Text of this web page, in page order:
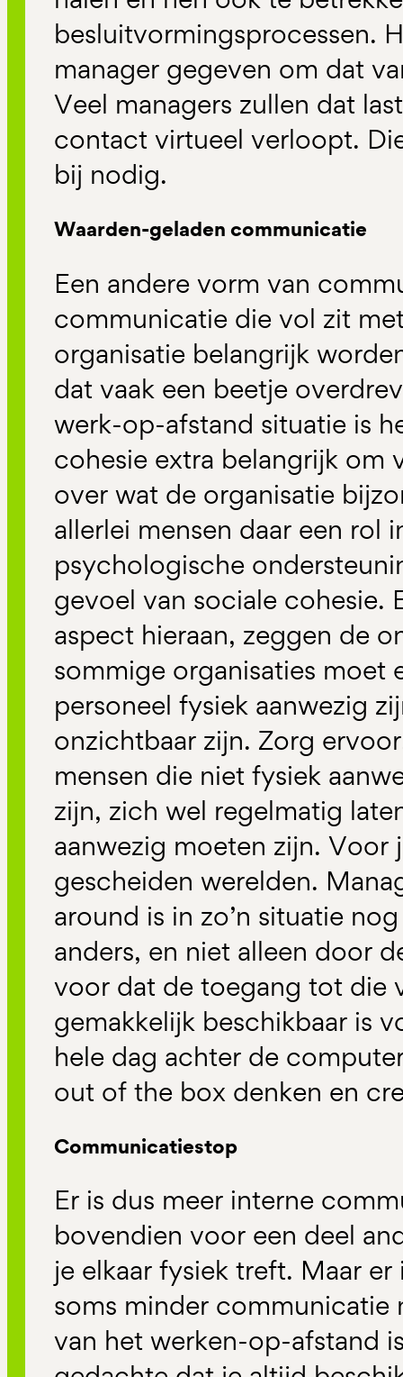
besluitvormingsprocessen.
manager gegeven om dat
Veel managers zullen dat
contact virtueel verloopt.
bij nodig.
Waarden-geladen communicatie
Een andere vorm van
communicatie die vol zit
organisatie belangrijk
dat vaak een beetje
werk-op-afstand situatie is
cohesie extra belangrijk om
over wat de organisatie
allerlei mensen daar een rol
psychologische
gevoel van sociale cohesie.
aspect hieraan, zeggen de
sommige organisaties moet
personeel fysiek aanwezig
onzichtbaar zijn. Zorg
mensen die niet fysiek
zijn, zich wel regelmatig
aanwezig moeten zijn. Voor
gescheiden werelden.
around is in zo’n situatie
anders, en niet alleen door
voor dat de toegang tot die
gemakkelijk beschikbaar is
hele dag achter de
out of the box denken en
Communicatiestop
Er is dus meer interne
bovendien voor een deel
je elkaar fysiek treft. Maar
soms minder communicatie
van het werken-op-afstand